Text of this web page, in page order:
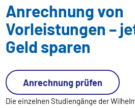
Anrechnung von
Vorleistungen –
Geld sparen
Die einzelnen Studiengänge der
Anrechnung prüfen